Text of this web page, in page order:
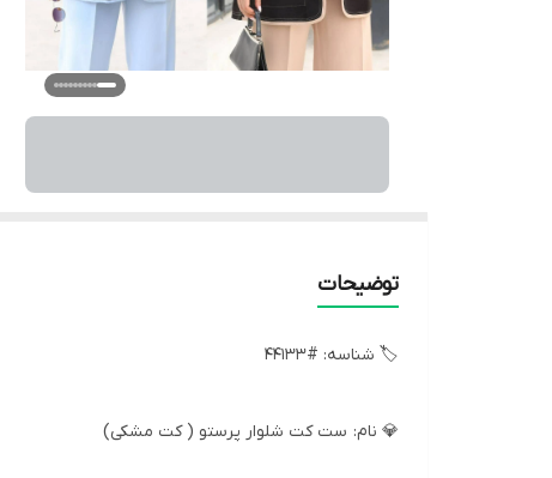
توضیحات
🏷 شناسه: #44133
💎 نام: ست کت شلوار پرستو ( کت مشکی)